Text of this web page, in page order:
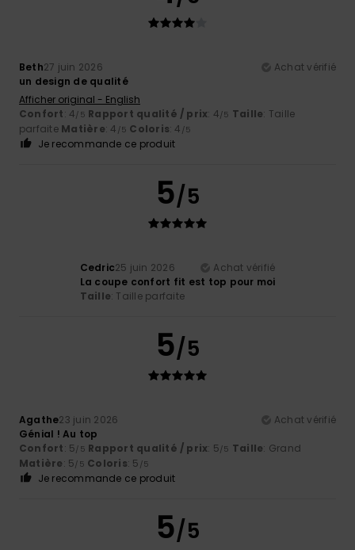
Beth27 juin 2026
Achat vérifié
un design de qualité
Afficher original - English
Confort: 4/5 Rapport qualité / prix: 4/5 Taille: Taille
parfaite Matière: 4 /5 Coloris: 4 /5
Je recommande ce produit
5/5
Cedric25 juin 2026
Achat vérifié
La coupe confort fit est top pour moi
Taille: Taille parfaite
5/5
Agathe23 juin 2026
Achat vérifié
Génial ! Au top
Confort: 5/5 Rapport qualité / prix: 5/5 Taille: Grand
Matière: 5/5 Coloris: 5 /5
Je recommande ce produit
5/5